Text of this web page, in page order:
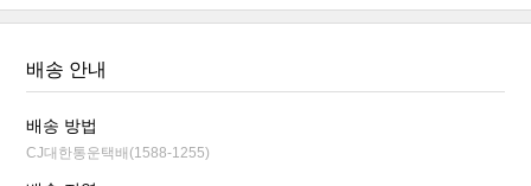
배송 안내
배송 방법
CJ대한통운택배(1588-1255)